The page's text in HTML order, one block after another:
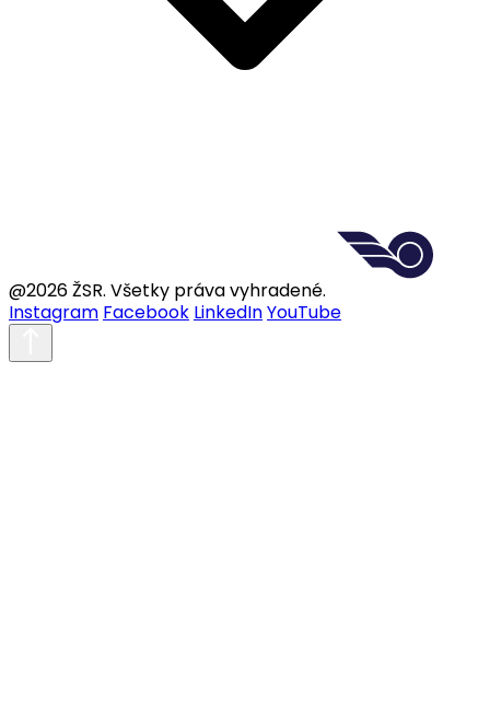
@2026 ŽSR. Všetky práva vyhradené.
Instagram Facebook LinkedInYouTube